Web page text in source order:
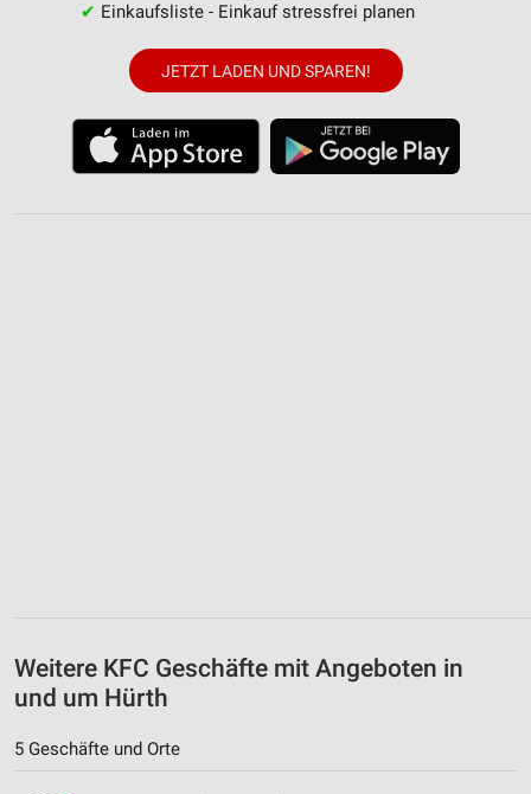
✔ Einkaufsliste - Einkauf stressfrei planen
JETZT LADEN UND SPAREN!
Weitere KFC Geschäfte mit Angeboten in
und um Hürth
5 Geschäfte und Orte